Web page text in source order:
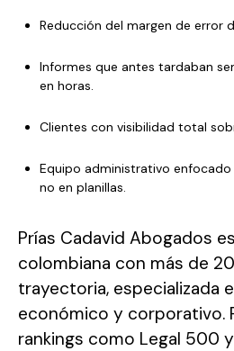
Reducción del margen de error
Informes que antes tardaban
en horas.
Clientes con visibilidad total
Equipo administrativo
no en planillas.
Prías Cadavid Abogados
colombiana con más de
trayectoria, especializada
económico y corporativo.
rankings como Legal 500